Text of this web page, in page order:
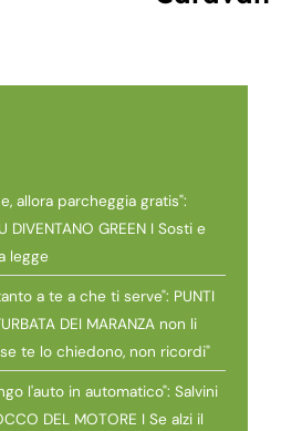
allora parcheggia gratis":
DIVENTANO GREEN I Sosti e
legge
a te a che ti serve": PUNTI
DEI MARANZA non li
te lo chiedono, non ricordi"
l'auto in automatico": Salvini
DEL MOTORE I Se alzi il